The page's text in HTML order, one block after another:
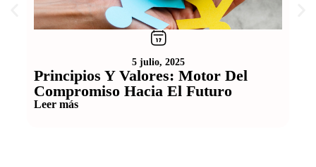
5 julio, 2025
Principios Y Valores: Motor Del
Compromiso Hacia El Futuro
Leer más